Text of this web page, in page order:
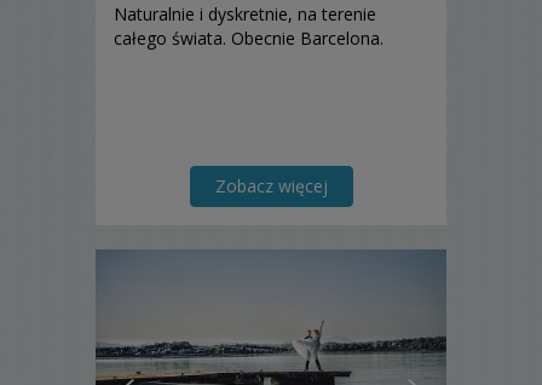
Naturalnie i dyskretnie, na terenie
całego świata. Obecnie Barcelona.
Zobacz więcej